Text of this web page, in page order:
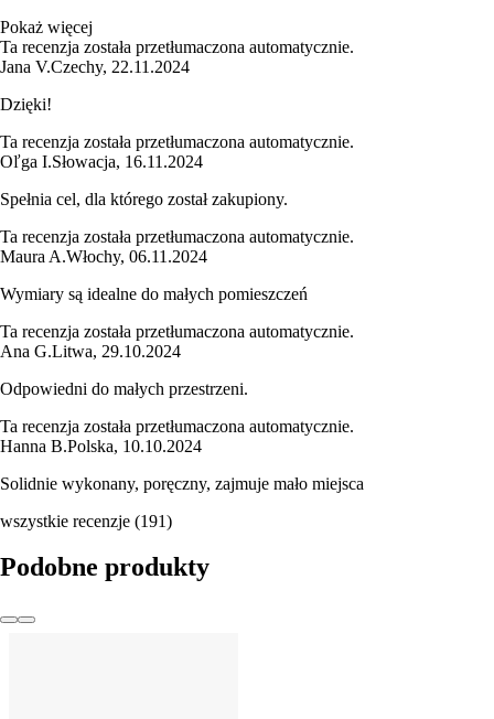
Pokaż więcej
Ta recenzja została przetłumaczona automatycznie.
Jana V.Czechy, 22.11.2024
Dzięki!
Ta recenzja została przetłumaczona automatycznie.
Oľga I.Słowacja, 16.11.2024
Spełnia cel, dla którego został zakupiony.
Ta recenzja została przetłumaczona automatycznie.
Maura A.Włochy, 06.11.2024
Wymiary są idealne do małych pomieszczeń
Ta recenzja została przetłumaczona automatycznie.
Ana G.Litwa, 29.10.2024
Odpowiedni do małych przestrzeni.
Ta recenzja została przetłumaczona automatycznie.
Hanna B.Polska, 10.10.2024
Solidnie wykonany, poręczny, zajmuje mało miejsca
wszystkie recenzje (191)
Podobne produkty